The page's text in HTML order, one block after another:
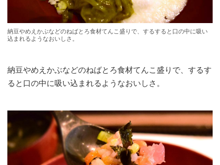
納豆やめえかぶなどのねばとろ食材てんこ盛りで、するすると口の中に吸い
込まれるようなおいしさ。
納豆やめえかぶなどのねばとろ食材てんこ盛りで、するす
ると口の中に吸い込まれるようなおいしさ。